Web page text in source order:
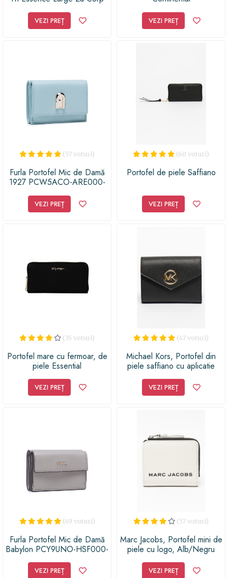
VEZI PREȚ VEZI PREȚ
(57 voturi)
Furla Portofel Mic de Damă
1927 PCW5ACO-ARE000-
Albastru
VEZI PREȚ
(60 voturi)
Portofel de piele Saffiano
VEZI PREȚ
(35 voturi)
Portofel mare cu fermoar, de
piele Essential
VEZI PREȚ
(47 voturi)
Michael Kors, Portofel din
piele saffiano cu aplicatie
Negru
VEZI PREȚ
(49 voturi)
Furla Portofel Mic de Damă
Babylon PCY9UNO-HSF000-
VEZI PREȚ
(57 voturi)
Marc Jacobs, Portofel mini de
piele cu logo, Alb/Negru
VEZI PREȚ